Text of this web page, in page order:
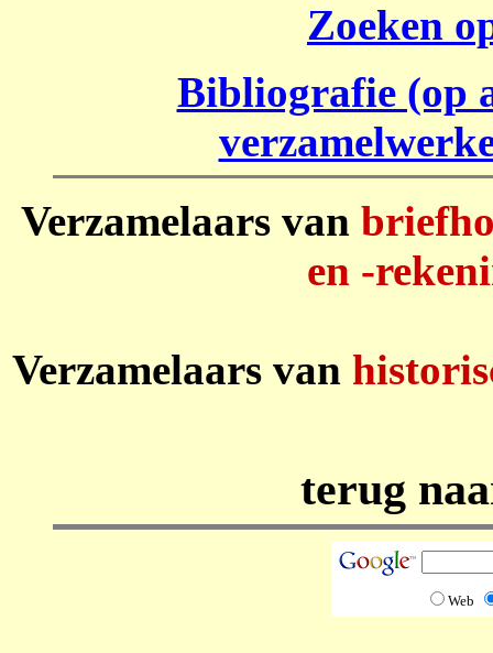
Zoeken
Bibliografie (op
Verzamelaars van
en -
Verzamelaars van
terug
Web